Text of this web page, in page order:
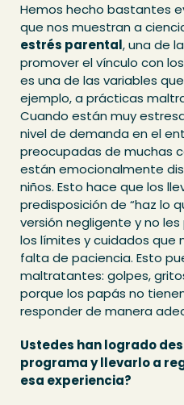
Hemos hecho bastantes
que nos muestran a
estrés parental, una de
promover el vínculo con
es una de las variables
ejemplo, a prácticas
Cuando están muy
nivel de demanda en el
preocupadas de muchas
están emocionalmente
niños. Esto hace que los
predisposición de “haz lo
versión negligente y no
los límites y cuidados que
falta de paciencia. Esto
maltratantes: golpes,
porque los papás no
responder de manera
Ustedes han logrado
programa y llevarlo a
esa experiencia?